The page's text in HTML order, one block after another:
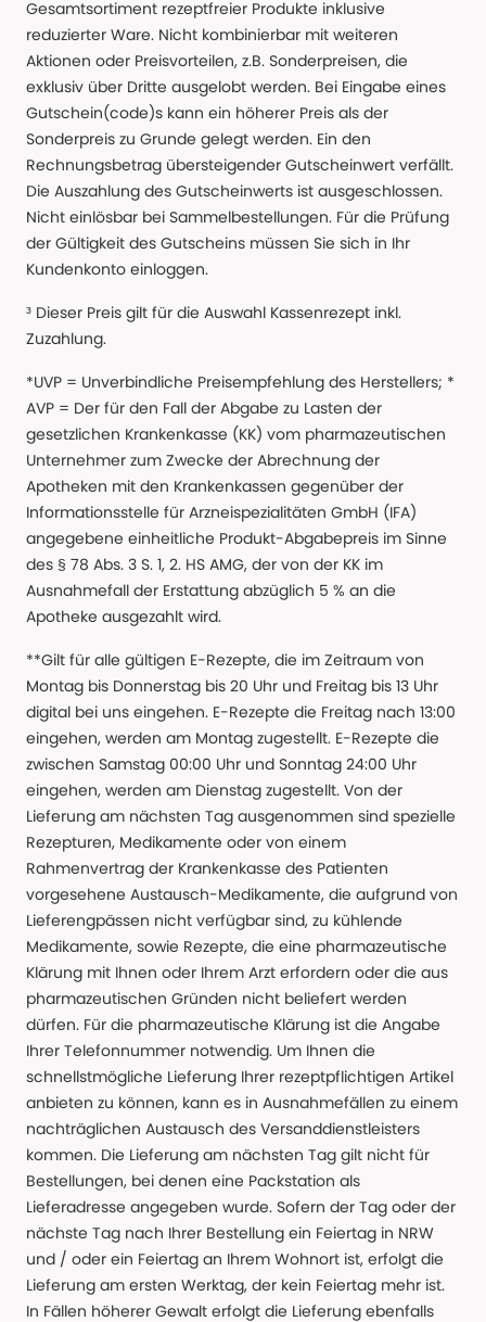
Gesamtsortiment rezeptfreier Produkte inklusive
reduzierter Ware. Nicht kombinierbar mit weiteren
Aktionen oder Preisvorteilen, z.B. Sonderpreisen, die
exklusiv über Dritte ausgelobt werden. Bei Eingabe eines
Gutschein(code)s kann ein höherer Preis als der
Sonderpreis zu Grunde gelegt werden. Ein den
Rechnungsbetrag übersteigender Gutscheinwert verfällt.
Die Auszahlung des Gutscheinwerts ist ausgeschlossen.
Nicht einlösbar bei Sammelbestellungen. Für die Prüfung
der Gültigkeit des Gutscheins müssen Sie sich in Ihr
Kundenkonto einloggen.
³ Dieser Preis gilt für die Auswahl Kassenrezept inkl.
Zuzahlung.
*UVP = Unverbindliche Preisempfehlung des Herstellers; *
AVP = Der für den Fall der Abgabe zu Lasten der
gesetzlichen Krankenkasse (KK) vom pharmazeutischen
Unternehmer zum Zwecke der Abrechnung der
Apotheken mit den Krankenkassen gegenüber der
Informationsstelle für Arzneispezialitäten GmbH (IFA)
angegebene einheitliche Produkt-Abgabepreis im Sinne
des § 78 Abs. 3 S. 1, 2. HS AMG, der von der KK im
Ausnahmefall der Erstattung abzüglich 5 % an die
Apotheke ausgezahlt wird.
**Gilt für alle gültigen E-Rezepte, die im Zeitraum von
Montag bis Donnerstag bis 20 Uhr und Freitag bis 13 Uhr
digital bei uns eingehen. E-Rezepte die Freitag nach 13:00
eingehen, werden am Montag zugestellt. E-Rezepte die
zwischen Samstag 00:00 Uhr und Sonntag 24:00 Uhr
eingehen, werden am Dienstag zugestellt. Von der
Lieferung am nächsten Tag ausgenommen sind spezielle
Rezepturen, Medikamente oder von einem
Rahmenvertrag der Krankenkasse des Patienten
vorgesehene Austausch-Medikamente, die aufgrund von
Lieferengpässen nicht verfügbar sind, zu kühlende
Medikamente, sowie Rezepte, die eine pharmazeutische
Klärung mit Ihnen oder Ihrem Arzt erfordern oder die aus
pharmazeutischen Gründen nicht beliefert werden
dürfen. Für die pharmazeutische Klärung ist die Angabe
Ihrer Telefonnummer notwendig. Um Ihnen die
schnellstmögliche Lieferung Ihrer rezeptpflichtigen Artikel
anbieten zu können, kann es in Ausnahmefällen zu einem
nachträglichen Austausch des Versanddienstleisters
kommen. Die Lieferung am nächsten Tag gilt nicht für
Bestellungen, bei denen eine Packstation als
Lieferadresse angegeben wurde. Sofern der Tag oder der
nächste Tag nach Ihrer Bestellung ein Feiertag in NRW
und / oder ein Feiertag an Ihrem Wohnort ist, erfolgt die
Lieferung am ersten Werktag, der kein Feiertag mehr ist.
In Fällen höherer Gewalt erfolgt die Lieferung ebenfalls